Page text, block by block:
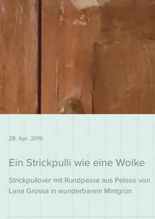
Ein Strickpulli wie eine Wolke
Strickpullover mit Rundpasse aus Peloso von